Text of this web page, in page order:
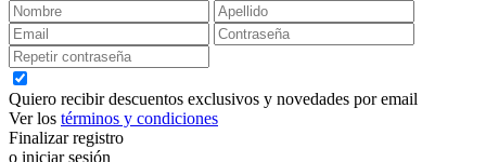
Quiero recibir descuentos exclusivos y novedades por email
Ver los términos y condiciones
Finalizar registro
o iniciar sesión